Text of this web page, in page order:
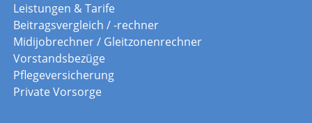
Leistungen & Tarife
Beitragsvergleich / -rechner
Midijobrechner / Gleitzonenrechner
Vorstandsbezüge
Pflegeversicherung
Private Vorsorge